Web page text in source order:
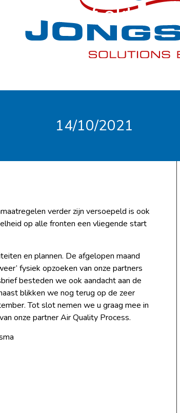
14/10/2021
verder zijn versoepeld is ook
op alle fronten een vliegende start
en plannen. De afgelopen maand
fysiek opzoeken van onze partners
besteden we ook aandacht aan de
blikken we nog terug op de zeer
Tot slot nemen we u graag mee in
onze partner Air Quality Process.